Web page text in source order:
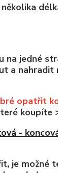
na jedné
a nahradit
opatřit
koupíte
je možné